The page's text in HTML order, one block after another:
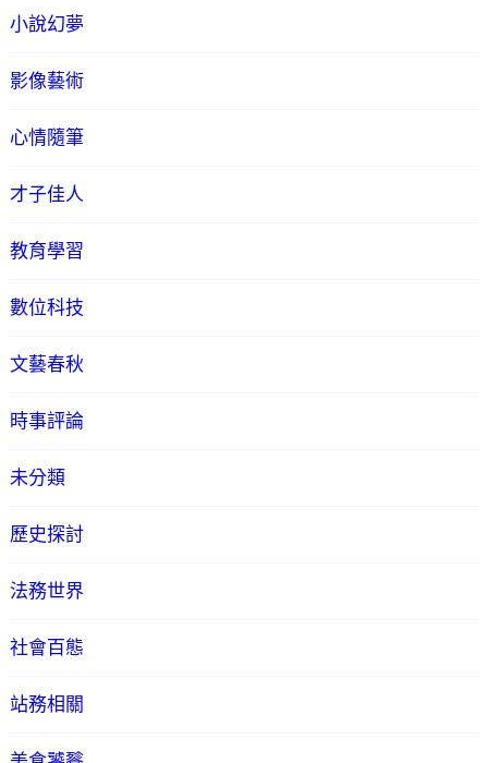
小說幻夢
影像藝術
心情隨筆
才子佳人
教育學習
數位科技
文藝春秋
時事評論
未分類
歷史探討
法務世界
社會百態
站務相關